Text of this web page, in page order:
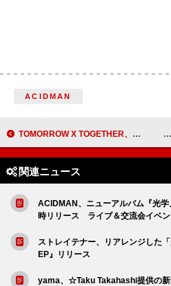
ACIDMAN
TOMORROW X TOGETHER、メンバー全員がBIGHIT MUSICと再契約「一緒にいてくれてありがとう」
関連ニュース
ACIDMAN、ニューアルバム『光
時リリース ライブ＆交流会イベ
ストレイテナー、リアレンジした
EP』リリース
yama、☆Taku Takahashi提供の